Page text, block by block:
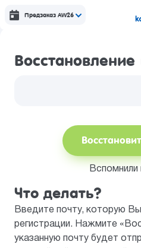
Предзаказ AW26
Восстановление
Вспомнили
Что делать?
Введите почту, которую Вы
регистрации. Нажмите
указанную почту будет